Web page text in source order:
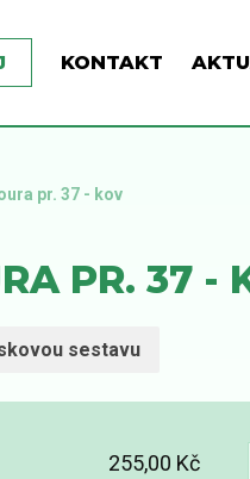
KONTAKT
pr. 37 - kov
PR. 37 -
sestavu
255,00 Kč